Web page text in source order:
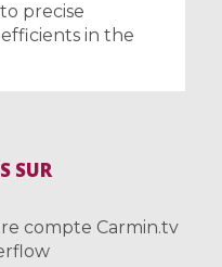
precise
in the
SUR
compte Carmin.tv